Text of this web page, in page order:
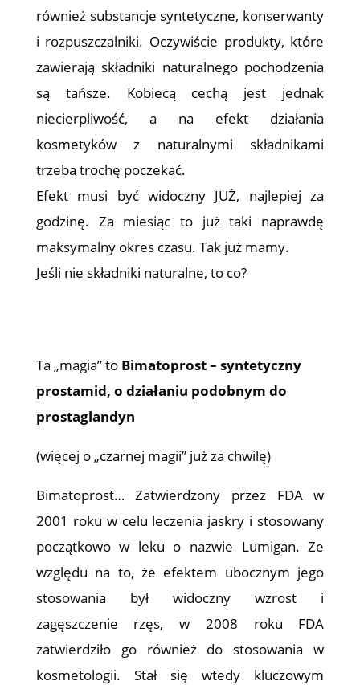
również substancje syntetyczne, konserwanty
i rozpuszczalniki. Oczywiście produkty, które
zawierają składniki naturalnego pochodzenia
są tańsze. Kobiecą cechą jest jednak
niecierpliwość, a na efekt działania
kosmetyków z naturalnymi składnikami
trzeba trochę poczekać.
Efekt musi być widoczny JUŻ, najlepiej za
godzinę. Za miesiąc to już taki naprawdę
maksymalny okres czasu. Tak już mamy.
Jeśli nie składniki naturalne, to co?
Ta „magia” to Bimatoprost – syntetyczny
prostamid, o działaniu podobnym do
prostaglandyn
(więcej o „czarnej magii” już za chwilę)
Bimatoprost… Zatwierdzony przez FDA w
2001 roku w celu leczenia jaskry i stosowany
początkowo w leku o nazwie Lumigan. Ze
względu na to, że efektem ubocznym jego
stosowania był widoczny wzrost i
zagęszczenie rzęs, w 2008 roku FDA
zatwierdziło go również do stosowania w
kosmetologii. Stał się wtedy kluczowym